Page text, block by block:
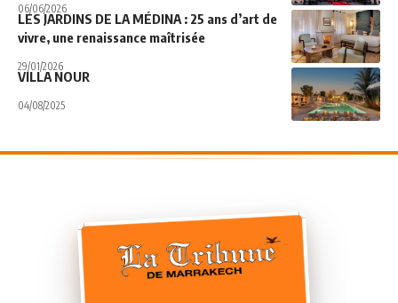
06/06/2026
LES JARDINS DE LA MÉDINA : 25 ans d’art de
vivre, une renaissance maîtrisée
29/01/2026
VILLA NOUR
04/08/2025